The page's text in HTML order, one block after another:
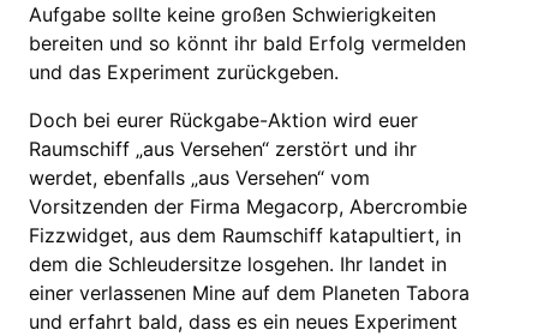
Aufgabe sollte keine großen Schwierigkeiten
bereiten und so könnt ihr bald Erfolg vermelden
und das Experiment zurückgeben.
Doch bei eurer Rückgabe-Aktion wird euer
Raumschiff „aus Versehen“ zerstört und ihr
werdet, ebenfalls „aus Versehen“ vom
Vorsitzenden der Firma Megacorp, Abercrombie
Fizzwidget, aus dem Raumschiff katapultiert, in
dem die Schleudersitze losgehen. Ihr landet in
einer verlassenen Mine auf dem Planeten Tabora
und erfahrt bald, dass es ein neues Experiment